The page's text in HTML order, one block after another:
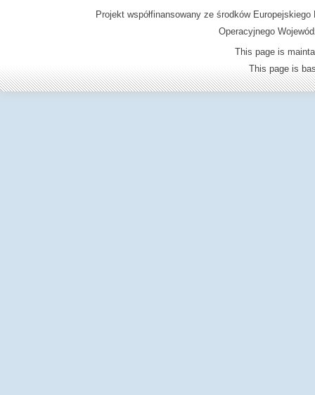
Projekt współfinansowany ze środków
Operacyjnego
This page is
This page is